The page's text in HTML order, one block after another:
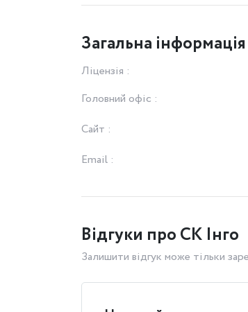
Загальна
Ліцензія :
Головний офіс :
Сайт :
Email :
Відгуки про СК Інго
Залишити відгук може тільки